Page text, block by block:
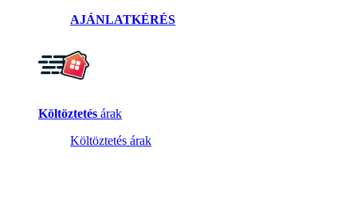
AJÁNLATKÉRÉS
Költöztetés árak
Költöztetés árak